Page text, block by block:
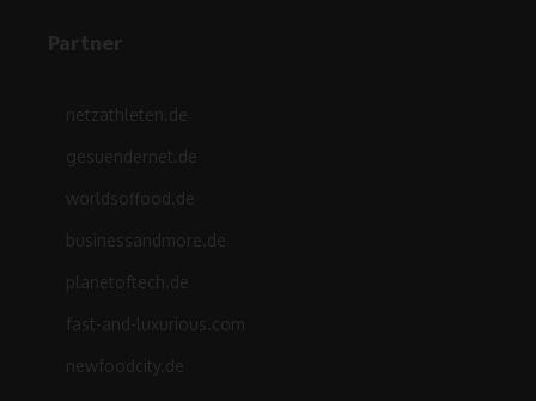
Partner
netzathleten.de
gesuendernet.de
worldsoffood.de
businessandmore.de
planetoftech.de
fast-and-luxurious.com
newfoodcity.de